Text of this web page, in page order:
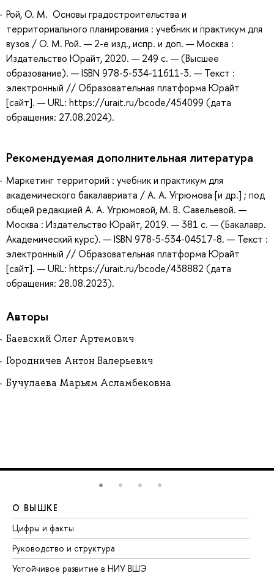
Рой, О. М. Основы градостроительства и
территориального планирования : учебник и практикум для
вузов / О. М. Рой. — 2-е изд., испр. и доп. — Москва :
Издательство Юрайт, 2020. — 249 с. — (Высшее
образование). — ISBN 978-5-534-11611-3. — Текст :
электронный // Образовательная платформа Юрайт
[сайт]. — URL: https://urait.ru/bcode/454099 (дата
обращения: 27.08.2024).
Рекомендуемая дополнительная литература
Маркетинг территорий : учебник и практикум для
академического бакалавриата / А. А. Угрюмова [и др.] ; под
общей редакцией А. А. Угрюмовой, М. В. Савельевой. —
Москва : Издательство Юрайт, 2019. — 381 с. — (Бакалавр.
Академический курс). — ISBN 978-5-534-04517-8. — Текст :
электронный // Образовательная платформа Юрайт
[сайт]. — URL: https://urait.ru/bcode/438882 (дата
обращения: 28.08.2023).
Авторы
Баевский Олег Артемович
Городничев Антон Валерьевич
Бучулаева Марьям Асламбековна
О ВЫШКЕ
Цифры и факты
Руководство и структура
Устойчивое развитие в НИУ ВШЭ